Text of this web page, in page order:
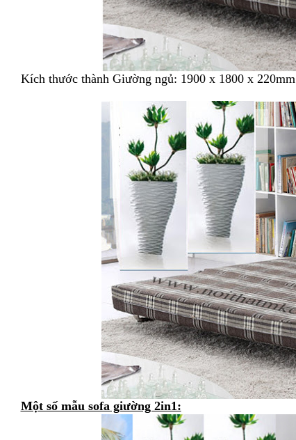
Kích thước thành Giường ngủ: 1900 x 1800 x 220mm
Một số mẫu sofa giường 2in1: